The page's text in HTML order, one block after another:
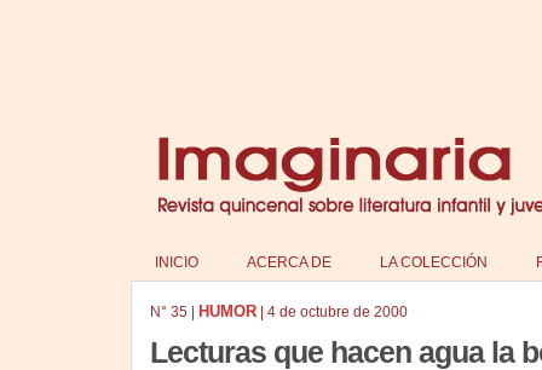
INICIO ACERCA DE LA COLECCIÓN
N° 35| HUMOR| 4 de octubre de 2000
Lecturas que hacen agua la